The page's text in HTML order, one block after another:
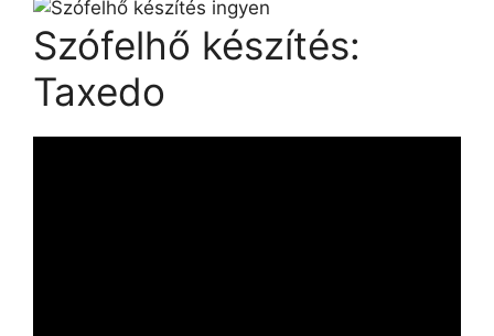
Szófelhő készítés:
Taxedo